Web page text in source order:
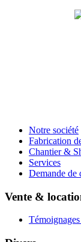
Notre société
Fabrication
Chantier &
Services
Demande de
Vente &